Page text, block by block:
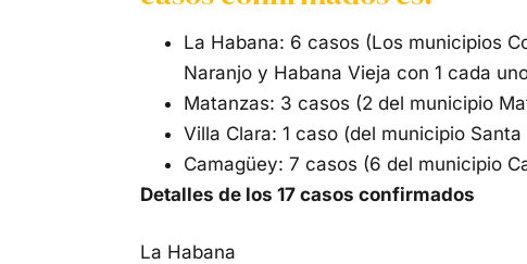
La Habana: 6 casos (Los municipios
Naranjo y Habana Vieja con 1 cada
Matanzas: 3 casos (2 del municipio
Villa Clara: 1 caso (del municipio Santa
Camagüey: 7 casos (6 del municipio
Detalles de los 17 casos confirmados
La Habana